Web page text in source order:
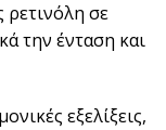
σε
την ένταση και
εξελίξεις,